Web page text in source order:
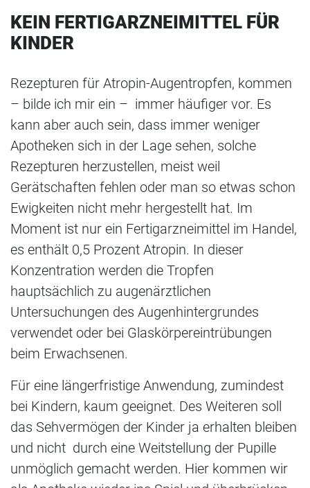
KEIN FERTIGARZNEIMITTEL FÜR
KINDER
Rezepturen für Atropin-Augentropfen, kommen
– bilde ich mir ein – immer häufiger vor. Es
kann aber auch sein, dass immer weniger
Apotheken sich in der Lage sehen, solche
Rezepturen herzustellen, meist weil
Gerätschaften fehlen oder man so etwas schon
Ewigkeiten nicht mehr hergestellt hat. Im
Moment ist nur ein Fertigarzneimittel im Handel,
es enthält 0,5 Prozent Atropin. In dieser
Konzentration werden die Tropfen
hauptsächlich zu augenärztlichen
Untersuchungen des Augenhintergrundes
verwendet oder bei Glaskörpereintrübungen
beim Erwachsenen.
Für eine längerfristige Anwendung, zumindest
bei Kindern, kaum geeignet. Des Weiteren soll
das Sehvermögen der Kinder ja erhalten bleiben
und nicht durch eine Weitstellung der Pupille
unmöglich gemacht werden. Hier kommen wir